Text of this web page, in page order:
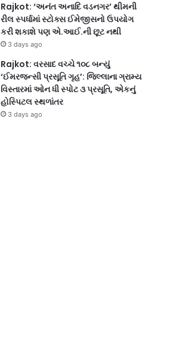
Rajkot: ‘અનંત અનાદિ વડનગર’ થીમની
રીલ સ્પર્ધામાં સ્ટોક્સ ઈમેજીસનો ઉપયોગ
કરી શકાશે પણ એ.આઈ.ની છૂટ નથી
3 days ago
Rajkot: વરસાદ વચ્ચે ૧૦૮ બન્યું
‘ઈમરજન્સી પ્રસૂતિ ગૃહ’: જિલ્લાના ગ્રામ્ય
વિસ્તારમાં ઓન ધી સ્પોટ ૩ પ્રસૂતિ, એકનું
હોસ્પિટલ સ્થળાંતર
3 days ago